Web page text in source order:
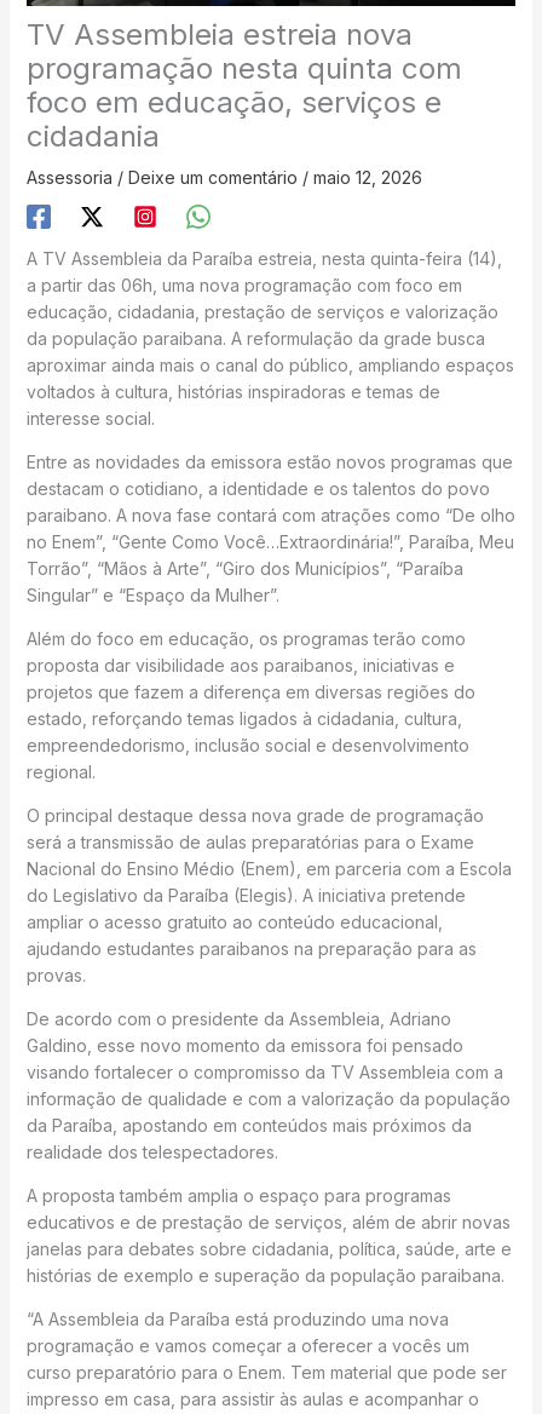
TV Assembleia estreia nova
programação nesta quinta com
foco em educação, serviços e
cidadania
Assessoria / Deixe um comentário / maio 12, 2026
A TV Assembleia da Paraíba estreia, nesta quinta-feira (14),
a partir das 06h, uma nova programação com foco em
educação, cidadania, prestação de serviços e valorização
da população paraibana. A reformulação da grade busca
aproximar ainda mais o canal do público, ampliando espaços
voltados à cultura, histórias inspiradoras e temas de
interesse social.
Entre as novidades da emissora estão novos programas que
destacam o cotidiano, a identidade e os talentos do povo
paraibano. A nova fase contará com atrações como “De olho
no Enem”, “Gente Como Você…Extraordinária!”, Paraíba, Meu
Torrão”, “Mãos à Arte”, “Giro dos Municípios”, “Paraíba
Singular” e “Espaço da Mulher”.
Além do foco em educação, os programas terão como
proposta dar visibilidade aos paraibanos, iniciativas e
projetos que fazem a diferença em diversas regiões do
estado, reforçando temas ligados à cidadania, cultura,
empreendedorismo, inclusão social e desenvolvimento
regional.
O principal destaque dessa nova grade de programação
será a transmissão de aulas preparatórias para o Exame
Nacional do Ensino Médio (Enem), em parceria com a Escola
do Legislativo da Paraíba (Elegis). A iniciativa pretende
ampliar o acesso gratuito ao conteúdo educacional,
ajudando estudantes paraibanos na preparação para as
provas.
De acordo com o presidente da Assembleia, Adriano
Galdino, esse novo momento da emissora foi pensado
visando fortalecer o compromisso da TV Assembleia com a
informação de qualidade e com a valorização da população
da Paraíba, apostando em conteúdos mais próximos da
realidade dos telespectadores.
A proposta também amplia o espaço para programas
educativos e de prestação de serviços, além de abrir novas
janelas para debates sobre cidadania, política, saúde, arte e
histórias de exemplo e superação da população paraibana.
“A Assembleia da Paraíba está produzindo uma nova
programação e vamos começar a oferecer a vocês um
curso preparatório para o Enem. Tem material que pode ser
impresso em casa, para assistir às aulas e acompanhar o